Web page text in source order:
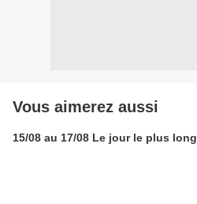
Vous aimerez aussi
15/08 au 17/08 Le jour le plus long